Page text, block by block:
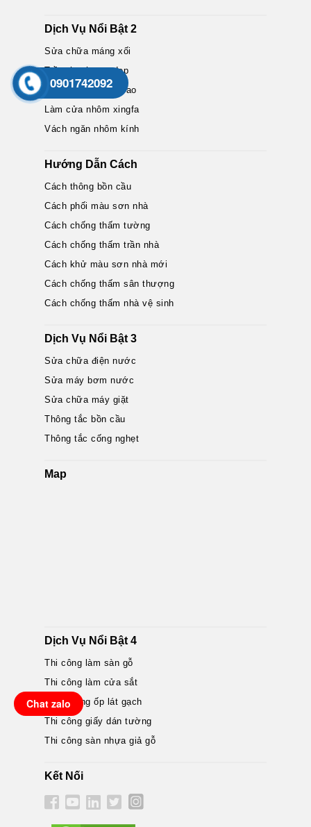
Dịch Vụ Nổi Bật 2
Sửa chữa máng xối
Trần thạch cao đẹp
Vách ngăn thạch cao
Làm cửa nhôm xingfa
Vách ngăn nhôm kính
Hướng Dẫn Cách
Cách thông bồn cầu
Cách phối màu sơn nhà
Cách chống thấm tường
Cách chống thấm trần nhà
Cách khử màu sơn nhà mới
Cách chống thấm sân thượng
Cách chống thấm nhà vệ sinh
Dịch Vụ Nổi Bật 3
Sửa chữa điện nước
Sửa máy bơm nước
Sửa chữa máy giặt
Thông tắc bồn cầu
Thông tắc cống nghẹt
Map
Dịch Vụ Nổi Bật 4
Thi công làm sàn gỗ
Thi công làm cửa sắt
Nhân công ốp lát gạch
Thi công giấy dán tường
Thi công sàn nhựa giả gỗ
Kết Nối
Chat zalo
0901742092